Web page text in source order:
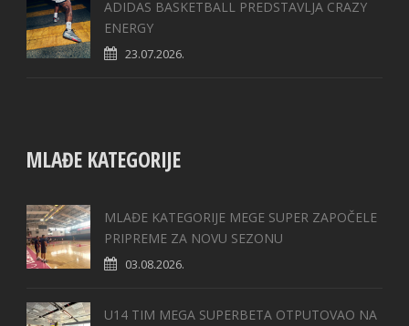
ADIDAS BASKETBALL PREDSTAVLJA CRAZY
ENERGY
23.07.2026.
MLAĐE KATEGORIJE
MLAĐE KATEGORIJE MEGE SUPER ZAPOČELE
PRIPREME ZA NOVU SEZONU
03.08.2026.
U14 TIM MEGA SUPERBETA OTPUTOVAO NA